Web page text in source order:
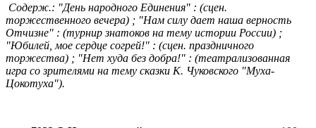
Содерж.: "День народного Единения" : (сцен.
торжественного вечера) ; "Нам силу дает наша верность
Отчизне" : (турнир знатоков на тему истории России) ;
"Юбилей, мое сердце согрей!" : (сцен. праздничного
торжества) ; "Нет худа без добра!" : (театрализованная
игра со зрителями на тему сказки К. Чуковского "Муха-
Цокотуха").